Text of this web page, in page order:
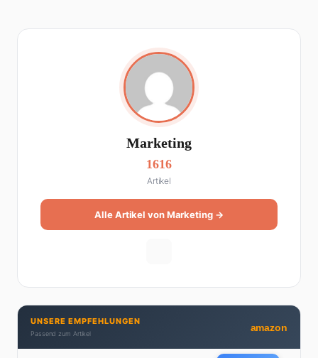
Marketing
1616
Artikel
Alle Artikel von Marketing →
UNSERE EMPFEHLUNGEN
Passend zum Artikel
amazon